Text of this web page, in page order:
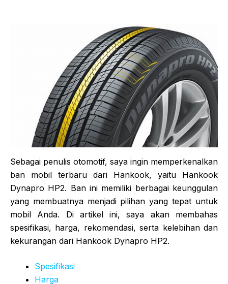
Sebagai penulis otomotif, saya ingin memperkenalkan
ban mobil terbaru dari Hankook, yaitu Hankook
Dynapro HP2. Ban ini memiliki berbagai keunggulan
yang membuatnya menjadi pilihan yang tepat untuk
mobil Anda. Di artikel ini, saya akan membahas
spesifikasi, harga, rekomendasi, serta kelebihan dan
kekurangan dari Hankook Dynapro HP2.
Spesifikasi
Harga